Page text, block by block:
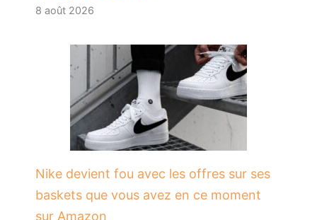
8 août 2026
Nike devient fou avec les offres sur ses
baskets que vous avez en ce moment
sur Amazon